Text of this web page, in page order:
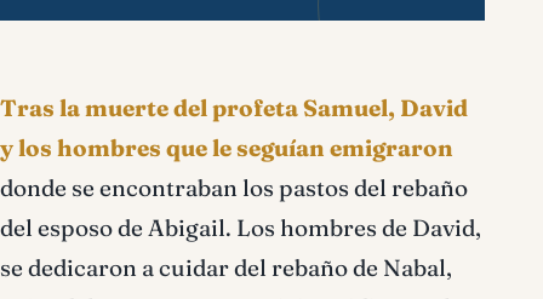
Tras la muerte del profeta Samuel, David
y los hombres que le seguían emigraron
donde se encontraban los pastos del rebaño
del esposo de Abigail. Los hombres de David,
se dedicaron a cuidar del rebaño de Nabal,